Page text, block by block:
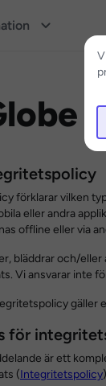
förklarar vilken
eller andra
offline eller via
bläddrar och/
Vi ansvarar inte
gäller
för
är ett
(Integritetspolicy